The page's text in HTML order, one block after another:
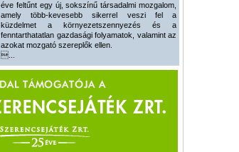
éve feltűnt egy új, sokszínű társadalmi mozgalom,
amely több-kevesebb sikerrel veszi fel a
küzdelmet a környezetszennyezés és a
fenntarthatatlan gazdasági folyamatok, valamint az
azokat mozgató szereplők ellen.
...